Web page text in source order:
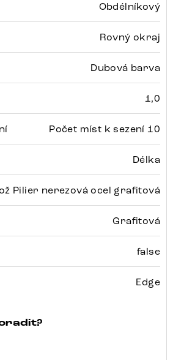
Obdélníkový
Rovný okraj
Dubová barva
1,0
Počet míst k sezení 10
Délka
Pilier nerezová ocel grafitová
Grafitová
false
Edge